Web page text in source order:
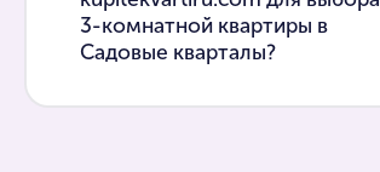
3-комнатной квартиры в
Садовые кварталы?